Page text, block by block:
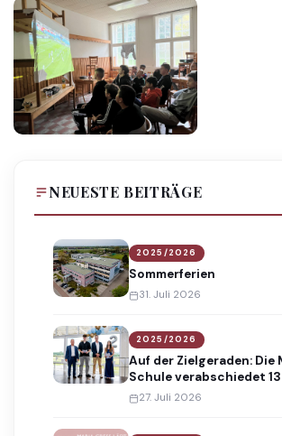
NEUESTE BEITRÄGE
2025/2026
Sommerferien
31. Juli 2026
2025/2026
Auf der Zielgeraden:
Schule verabschiedet
Absolventinnen und
27. Juli 2026